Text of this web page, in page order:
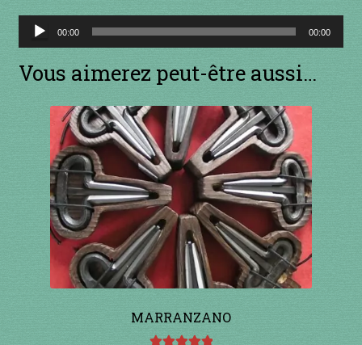
11 à 20€
21 à 30€
31 à 40€
41 à 50€
51 à 60€
61 à 70€
71 à 80€
Lecteur
audio
00:00 00:00
Vous aimerez peut-être aussi…
MARRANZANO